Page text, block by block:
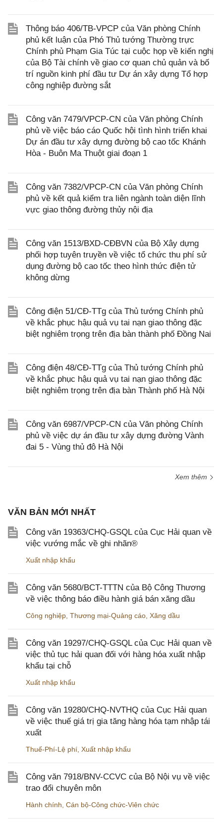
Thông báo 406/TB-VPCP của Văn phòng Chính
phủ kết luận của Phó Thủ tướng Thường trực
Chính phủ Phạm Gia Túc tại cuộc họp về kiến nghị
của Bộ Tài chính về giao cơ quan chủ quản và bố
trí nguồn kinh phí đầu tư Dự án xây dựng Tổ hợp
công nghiệp đường sắt
Công văn 7479/VPCP-CN của Văn phòng Chính
phủ về việc báo cáo Quốc hội tình hình triển khai
Dự án đầu tư xây dựng đường bộ cao tốc Khánh
Hòa - Buôn Ma Thuột giai đoạn 1
Công văn 7382/VPCP-CN của Văn phòng Chính
phủ về kết quả kiểm tra liên ngành toàn diện lĩnh
vực giao thông đường thủy nội địa
Công văn 1513/BXD-CĐBVN của Bộ Xây dựng
phối hợp tuyên truyền về việc tổ chức thu phí sử
dụng đường bộ cao tốc theo hình thức điện tử
không dừng
Công điện 51/CĐ-TTg của Thủ tướng Chính phủ
về khắc phục hậu quả vụ tai nạn giao thông đặc
biệt nghiêm trọng trên địa bàn thành phố Đồng Nai
Công điện 48/CĐ-TTg của Thủ tướng Chính phủ
về khắc phục hậu quả vụ tai nạn giao thông đặc
biệt nghiêm trọng trên địa bàn Thành phố Hà Nội
Công văn 6987/VPCP-CN của Văn phòng Chính
phủ về việc dự án đầu tư xây dựng đường Vành
đai 5 - Vùng thủ đô Hà Nội
Xem thêm
VĂN BẢN MỚI NHẤT
Công văn 19363/CHQ-GSQL của Cục Hải quan về
việc vướng mắc về ghi nhãn®
Xuất nhập khẩu
Công văn 5680/BCT-TTTN của Bộ Công Thương
về việc thông báo điều hành giá bán xăng dầu
Công nghiệp Thương mại-Quảng cáo Xăng dầu
Công văn 19297/CHQ-GSQL của Cục Hải quan về
việc thủ tục hải quan đối với hàng hóa xuất nhập
khẩu tại chỗ
Xuất nhập khẩu
Công văn 19280/CHQ-NVTHQ của Cục Hải quan
về việc thuế giá trị gia tăng hàng hóa tạm nhập tái
xuất
Thuế-Phí-Lệ phí Xuất nhập khẩu
Công văn 7918/BNV-CCVC của Bộ Nội vụ về việc
trao đổi chuyên môn
Hành chính Cán bộ-Công chức-Viên chức